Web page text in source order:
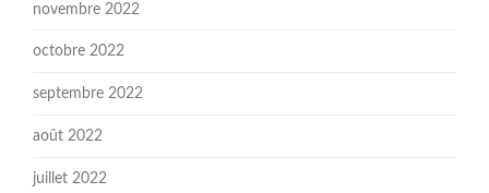
novembre 2022
octobre 2022
septembre 2022
août 2022
juillet 2022